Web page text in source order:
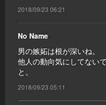
2018/09/23 06:21
No Name
男の嫉妬は根が深いね。
他人の動向気にしてない
と。
2018/09/23 05:11